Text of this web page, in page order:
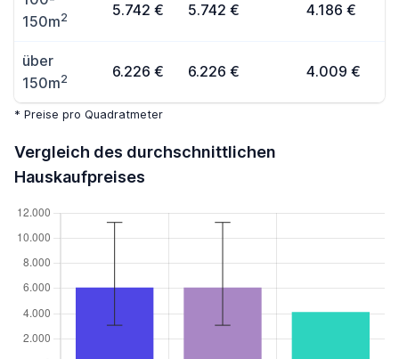
150m2 5.742 € 5.742 € 4.186 €
über
150m2 6.226 € 6.226 € 4.009 €
* Preise pro Quadratmeter
Vergleich des durchschnittlichen
Hauskaufpreises